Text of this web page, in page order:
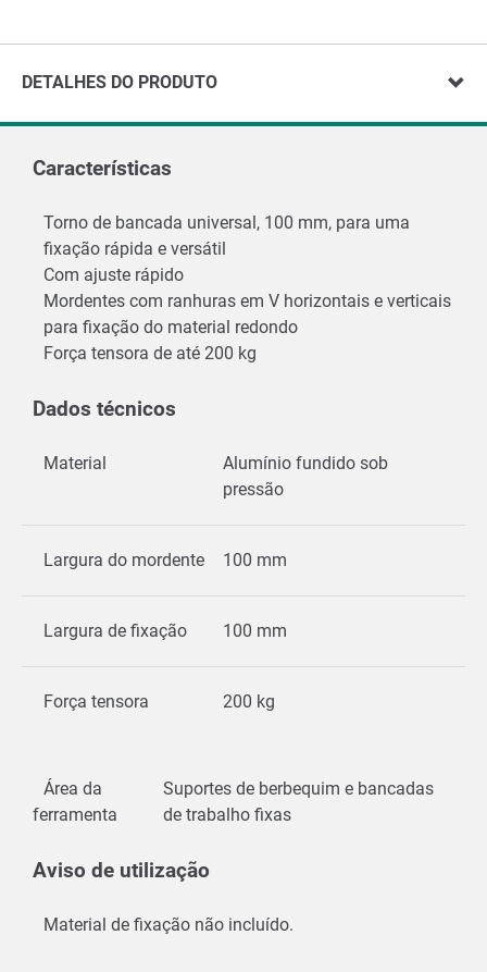
DETALHES DO PRODUTO
Características
Torno de bancada universal, 100 mm, para uma
fixação rápida e versátil
Com ajuste rápido
Mordentes com ranhuras em V horizontais e verticais
para fixação do material redondo
Força tensora de até 200 kg
Dados técnicos
Material
Alumínio fundido sob
pressão
Largura do mordente 100 mm
Largura de fixação 100 mm
Força tensora 200 kg
Área da
ferramenta
Suportes de berbequim e bancadas
de trabalho fixas
Aviso de utilização
Material de fixação não incluído.